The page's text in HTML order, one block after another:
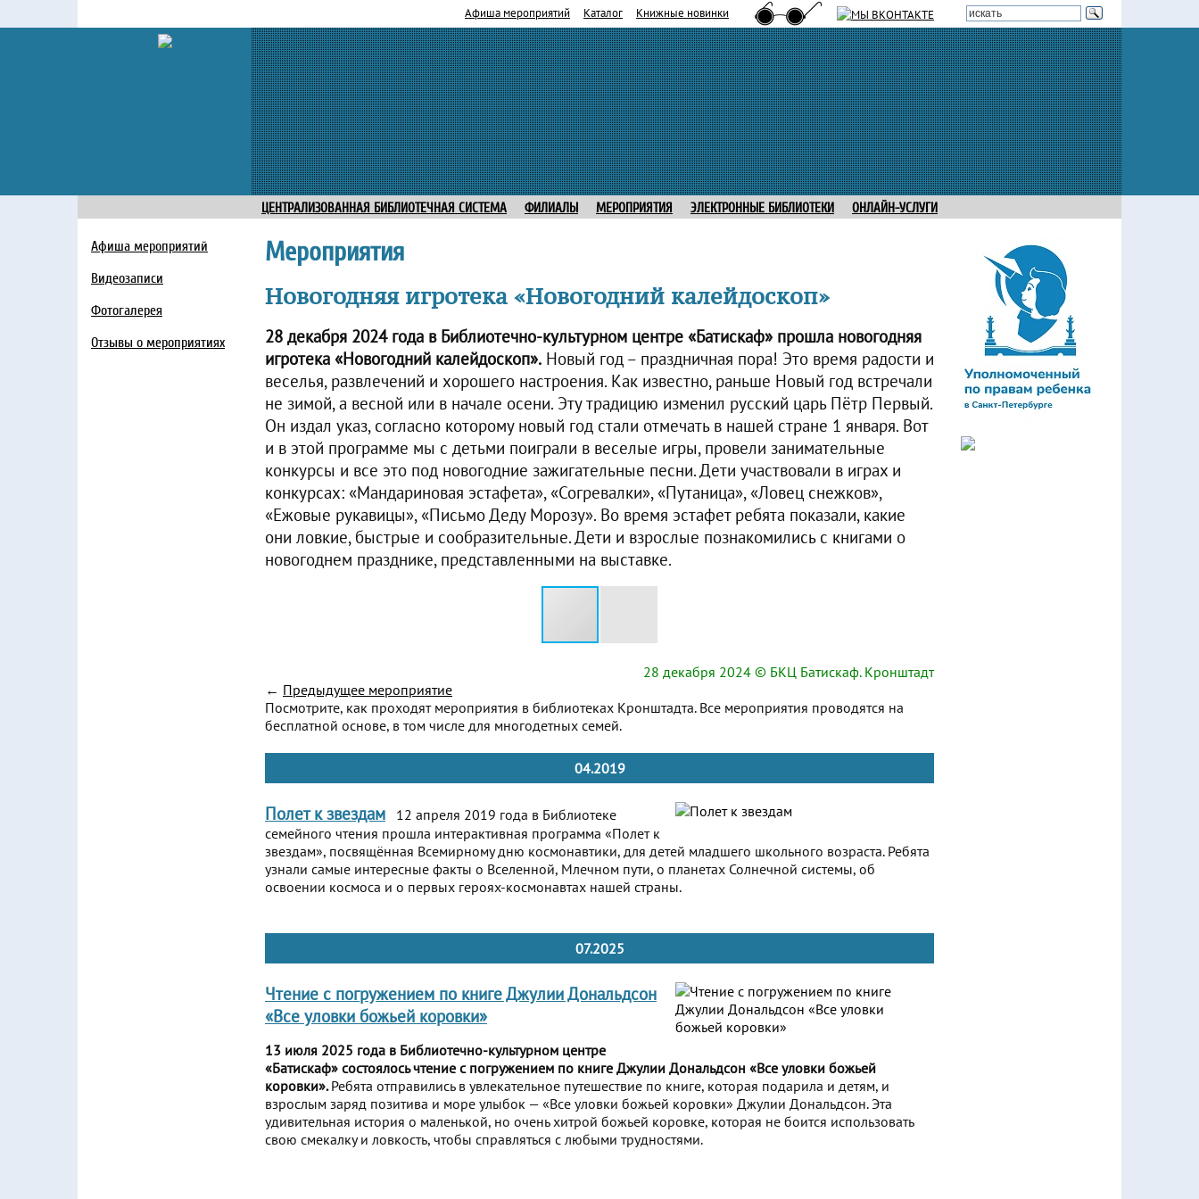
Афиша мероприятий Каталог Книжные новинки
ЦЕНТРАЛИЗОВАННАЯ БИБЛИОТЕЧНАЯ СИСТЕМА ФИЛИАЛЫ МЕРОПРИЯТИЯ ЭЛЕКТРОННЫЕ БИБЛИОТЕКИ ОНЛАЙН-УСЛУГИ
Афиша мероприятий
Видеозаписи
Фотогалерея
Отзывы о мероприятиях
Мероприятия
Новогодняя игротека «Новогодний калейдоскоп»
28 декабря 2024 года в Библиотечно-культурном центре «Батискаф» прошла новогодняя
игротека «Новогодний калейдоскоп». Новый год – праздничная пора! Это время радости и
веселья, развлечений и хорошего настроения. Как известно, раньше Новый год встречали
не зимой, а весной или в начале осени. Эту традицию изменил русский царь Пётр Первый.
Он издал указ, согласно которому новый год стали отмечать в нашей стране 1 января. Вот
и в этой программе мы с детьми поиграли в веселые игры, провели занимательные
конкурсы и все это под новогодние зажигательные песни. Дети участвовали в играх и
конкурсах: «Мандариновая эстафета», «Согревалки», «Путаница», «Ловец снежков»,
«Ежовые рукавицы», «Письмо Деду Морозу». Во время эстафет ребята показали, какие
они ловкие, быстрые и сообразительные. Дети и взрослые познакомились с книгами о
новогоднем празднике, представленными на выставке.
28 декабря 2024 © БКЦ Батискаф. Кронштадт
← Предыдущее мероприятие
Посмотрите, как проходят мероприятия в библиотеках Кронштадта. Все мероприятия проводятся на
бесплатной основе, в том числе для многодетных семей.
04.2019
Полет к звездам
12 апреля 2019 года в Библиотеке
семейного чтения прошла интерактивная программа «Полет к
звездам», посвящённая Всемирному дню космонавтики, для детей младшего школьного возраста. Ребята
узнали самые интересные факты о Вселенной, Млечном пути, о планетах Солнечной системы, об
освоении космоса и о первых героях-космонавтах нашей страны.
07.2025
Чтение с погружением по книге Джулии Дональдсон
«Все уловки божьей коровки»
13 июля 2025 года в Библиотечно-культурном центре
«Батискаф» состоялось чтение с погружением по книге Джулии Дональдсон «Все уловки божьей
коровки».Ребята отправились в увлекательное путешествие по книге, которая подарила и детям, и
взрослым заряд позитива и море улыбок — «Все уловки божьей коровки» Джулии Дональдсон. Эта
удивительная история о маленькой, но очень хитрой божьей коровке, которая не боится использовать
свою смекалку и ловкость, чтобы справляться с любыми трудностями.